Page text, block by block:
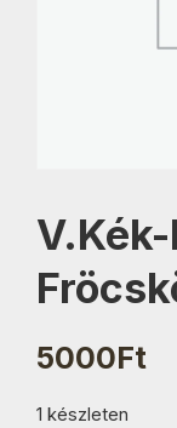
5000Ft
1 készleten